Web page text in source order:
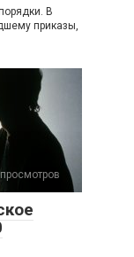
В
приказы,